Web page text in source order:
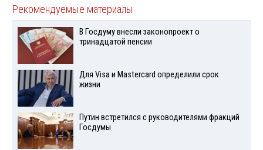
Рекомендуемые материалы
В Госдуму внесли законопроект о
тринадцатой пенсии
Для Visа и Mastercard определили срок
жизни
Путин встретился с руководителями фракций
Госдумы